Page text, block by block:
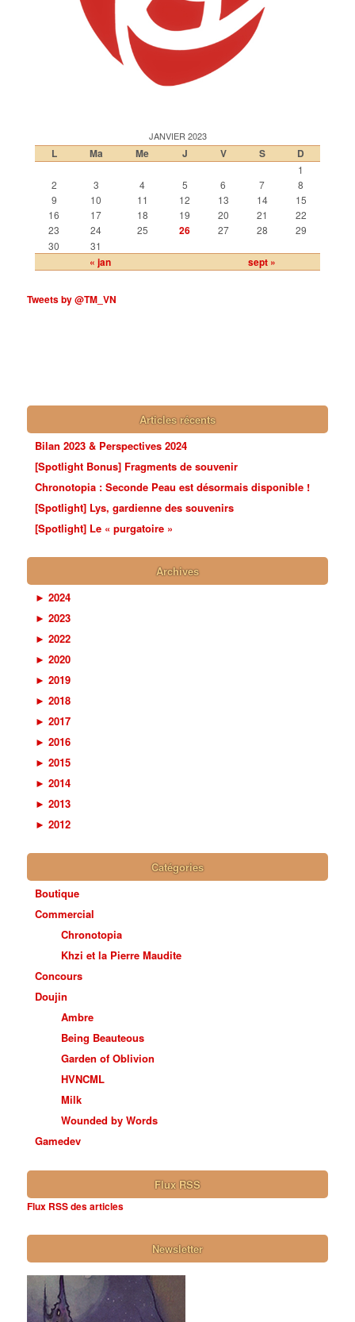
JANVIER 2023
L Ma Me J V S D
« jan sept »
1
2
3 4 5 6 7
8
9
10 11 12 13 14
15
16
17 18 19 20 21
22
23
24 25 26 27 28
29
30
31
Tweets by @TM_VN
Articles récents
Bilan 2023 & Perspectives 2024
[Spotlight Bonus] Fragments de souvenir
Chronotopia : Seconde Peau est désormais disponible !
[Spotlight] Lys, gardienne des souvenirs
[Spotlight] Le « purgatoire »
Archives
► 2024
► 2023
► 2022
► 2020
► 2019
► 2018
► 2017
► 2016
► 2015
► 2014
► 2013
► 2012
Catégories
Boutique
Commercial
Chronotopia
Khzi et la Pierre Maudite
Concours
Doujin
Ambre
Being Beauteous
Garden of Oblivion
HVNCML
Milk
Wounded by Words
Gamedev
Flux RSS
Flux RSS des articles
Newsletter